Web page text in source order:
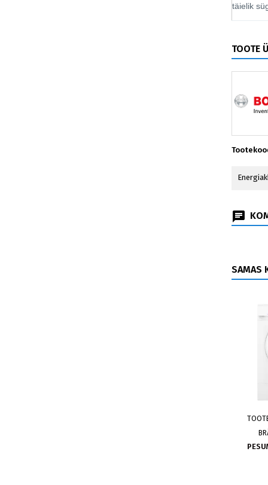
täielik
TOOTE
SAMAS